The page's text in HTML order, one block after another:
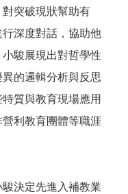
突破現狀幫助有
深度對話，協助他
駿展現出對哲學性
的邏輯分析與反思
質與教育現場應用
利教育團體等職涯
決定先進入補教業